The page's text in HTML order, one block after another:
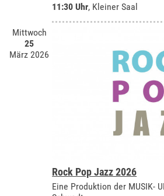
11:30 Uhr, Kleiner Saal
Mittwoch
25
März 2026
Rock Pop Jazz 2026
Eine Produktion der MUSIK-